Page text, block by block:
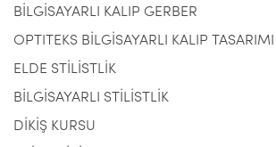
BİLGİSAYARLI KALIP GERBER
OPTITEKS BİLGİSAYARLI KALIP TASARIMI
ELDE STİLİSTLİK
BİLGİSAYARLI STİLİSTLİK
DİKİŞ KURSU